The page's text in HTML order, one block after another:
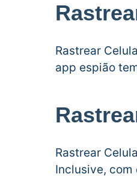
Rastrear
app espião
Rastrear
Inclusive, com